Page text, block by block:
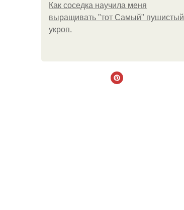
Как соседка научила меня
выращивать "тот Самый" пушистый
укроп.